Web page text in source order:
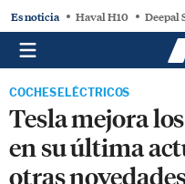
Es noticia Haval H10 Deepal
COCHES ELÉCTRICOS
Tesla mejora
en su última
otras